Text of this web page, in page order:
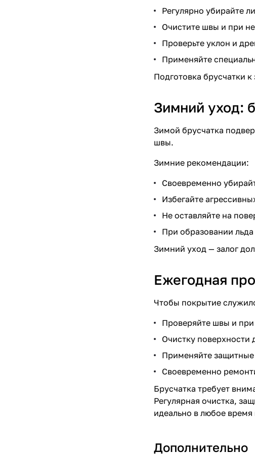
Регулярно убирайте
Очистите швы и при
Проверьте уклон и
Применяйте
Подготовка брусчатки
Зимний уход:
Зимой брусчатка
швы.
Зимние рекомендации:
Своевременно
Избегайте
Не оставляйте на
При образовании
Зимний уход — залог
Ежегодная
Чтобы покрытие
Проверяйте швы и
Очистку поверхности
Применяйте защитные
Своевременно
Брусчатка требует
Регулярная очистка,
идеально в любое время
Дополнительно